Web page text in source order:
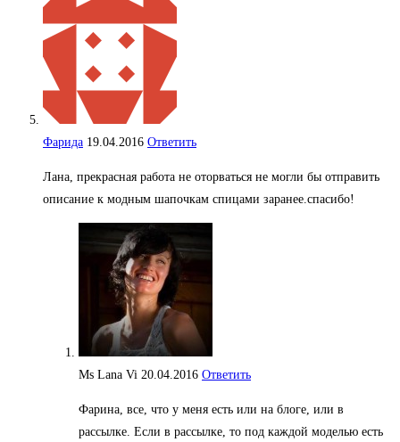
Фарида 19.04.2016 Ответить
Лана, прекрасная работа не оторваться не могли бы отправить
описание к модным шапочкам спицами заранее.спасибо!
Ms Lana Vi 20.04.2016 Ответить
Фарина, все, что у меня есть или на блоге, или в
рассылке. Если в рассылке, то под каждой моделью есть